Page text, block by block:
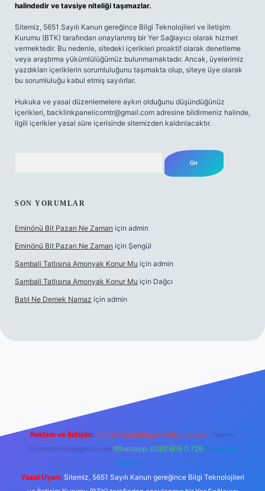
halindedir ve tavsiye niteliği taşımazlar.
Sitemiz, 5651 Sayılı Kanun gereğince Bilgi Teknolojileri ve İletişim
Kurumu (BTK) tarafından onaylanmış bir Yer Sağlayıcı olarak hizmet
vermektedir. Bu nedenle, sitedeki içerikleri proaktif olarak denetleme
veya araştırma yükümlülüğümüz bulunmamaktadır. Ancak, üyelerimiz
yazdıkları içeriklerin sorumluluğunu taşımakta olup, siteye üye olarak
bu sorumluluğu kabul etmiş sayılırlar.
Hukuka ve yasal düzenlemelere aykırı olduğunu düşündüğünüz
içerikleri, backlinkpanelicomtr@gmail.com adresine bildirmeniz halinde,
ilgili içerikler yasal süre içerisinde sitemizden kaldırılacaktır.
SON YORUMLAR
Eminönü Bit Pazarı Ne Zaman için admin
Eminönü Bit Pazarı Ne Zaman için Şengül
Şambali Tatlısına Amonyak Konur Mu için admin
Şambali Tatlısına Amonyak Konur Mu için Dağcı
Batıl Ne Demek Namaz için admin
Reklam ve İletişim: E-mail: backlinkpaneli@gmail.com Teams:
forumhizmeti@gmail.com Whatsapp: 0262 606 0 726 Telegram:
@karabul
Yasal Uyarı: Sitemiz, 5651 Sayılı Kanun gereğince Bilgi Teknolojileri